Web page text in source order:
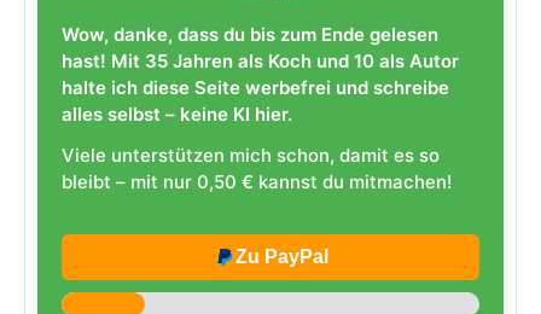
Wow, danke, dass du bis zum Ende gelesen
hast! Mit 35 Jahren als Koch und 10 als Autor
halte ich diese Seite werbefrei und schreibe
alles selbst – keine KI hier.
Viele unterstützen mich schon, damit es so
bleibt – mit nur 0,50 € kannst du mitmachen!
Zu PayPal